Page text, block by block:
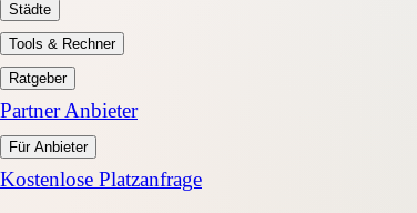
Städte
Tools & Rechner
Ratgeber
Partner Anbieter
Für Anbieter
Kostenlose Platzanfrage